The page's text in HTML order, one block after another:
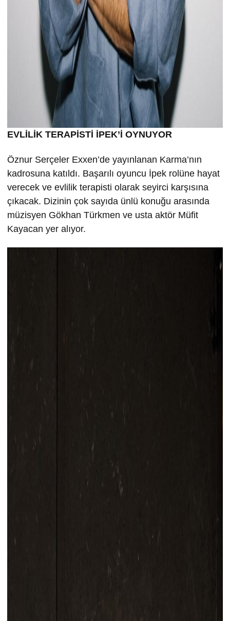
EVLİLİK TERAPİSTİ İPEK’İ OYNUYOR
Öznur Serçeler Exxen’de yayınlanan Karma’nın
kadrosuna katıldı. Başarılı oyuncu İpek rolüne hayat
verecek ve evlilik terapisti olarak seyirci karşısına
çıkacak. Dizinin çok sayıda ünlü konuğu arasında
müzisyen Gökhan Türkmen ve usta aktör Müfit
Kayacan yer alıyor.